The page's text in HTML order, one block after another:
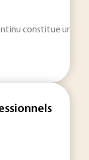
constitue un